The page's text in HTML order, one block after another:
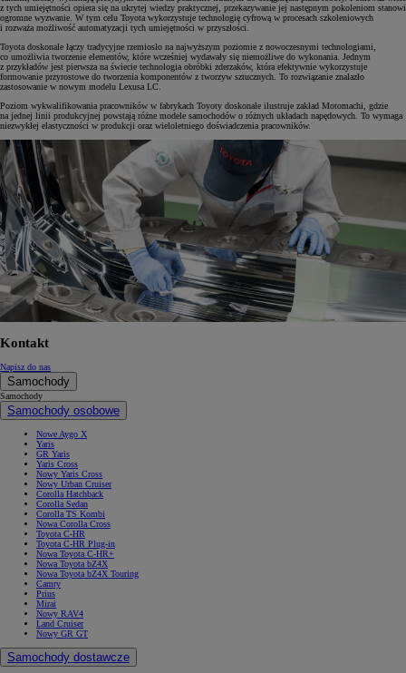
z tych umiejętności opiera się na ukrytej wiedzy praktycznej, przekazywanie jej następnym pokoleniom stanowi
ogromne wyzwanie. W tym celu Toyota wykorzystuje technologię cyfrową w procesach szkoleniowych
i rozważa możliwość automatyzacji tych umiejętności w przyszłości.
Toyota doskonale łączy tradycyjne rzemiosło na najwyższym poziomie z nowoczesnymi technologiami,
co umożliwia tworzenie elementów, które wcześniej wydawały się niemożliwe do wykonania. Jednym
z przykładów jest pierwsza na świecie technologia obróbki zderzaków, która efektywnie wykorzystuje
formowanie przyrostowe do tworzenia komponentów z tworzyw sztucznych. To rozwiązanie znalazło
zastosowanie w nowym modelu Lexusa LC.
Poziom wykwalifikowania pracowników w fabrykach Toyoty doskonale ilustruje zakład Motomachi, gdzie
na jednej linii produkcyjnej powstają różne modele samochodów o różnych układach napędowych. To wymaga
niezwykłej elastyczności w produkcji oraz wieloletniego doświadczenia pracowników.
Kontakt
Napisz do nas
Samochody
Samochody
Samochody osobowe
Nowe Aygo X
Yaris
GR Yaris
Yaris Cross
Nowy Yaris Cross
Nowy Urban Cruiser
Corolla Hatchback
Corolla Sedan
Corolla TS Kombi
Nowa Corolla Cross
Toyota C-HR
Toyota C-HR Plug-in
Nowa Toyota C-HR+
Nowa Toyota bZ4X
Nowa Toyota bZ4X Touring
Camry
Prius
Mirai
Nowy RAV4
Land Cruiser
Nowy GR GT
Samochody dostawcze